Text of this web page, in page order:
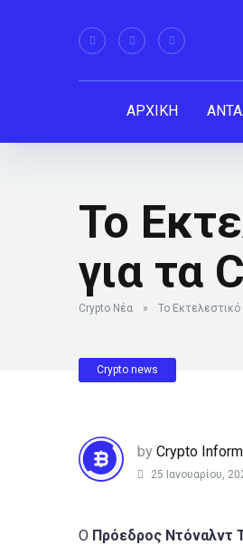
ΑΡΧΙΚΗ
Το
για τα
Crypto Νέα » Το Εκτελεστικό
Crypto news
by Crypto
25 Ιανουαρίου,
Ο Πρόεδρος Ντόναλντ